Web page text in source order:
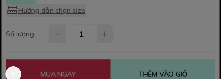
Hướng dẫn chọn size
Số lượng
MUA NGAY THÊM VÀO GIỎ